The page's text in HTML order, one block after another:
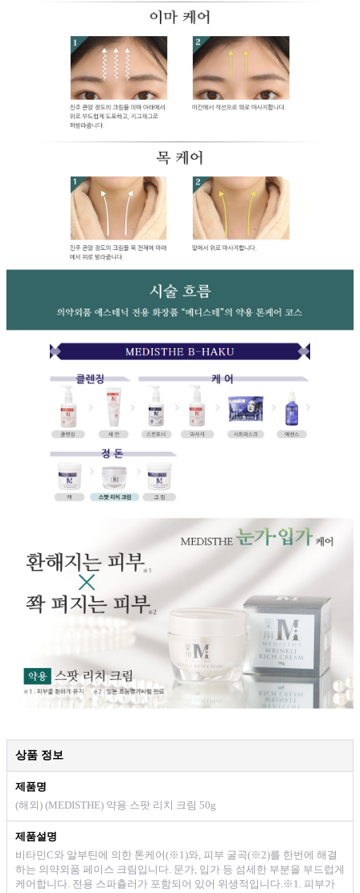
상품 정보
제품명
(해외) (MEDISTHE) 약용 스팟 리치 크림 50g
제품설명
비타민C와 알부틴에 의한 톤케어(※1)와, 피부 굴곡(※2)를 한번에 해결
하는 의약외품 페이스 크림입니다. 문가, 입가 등 섬세한 부분을 부드럽게
케어합니다. 전용 스파츌러가 포함되어 있어 위생적입니다.※1. 피부가